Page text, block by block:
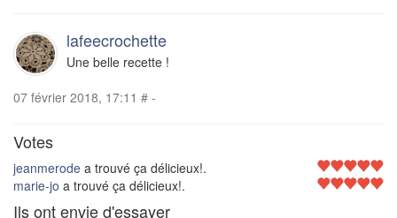
lafeecrochette
Une belle recette !
07 février 2018, 17:11 # -
Votes
jeanmerode a trouvé ça délicieux!.
marie-jo a trouvé ça délicieux!.
Ils ont envie d'essayer